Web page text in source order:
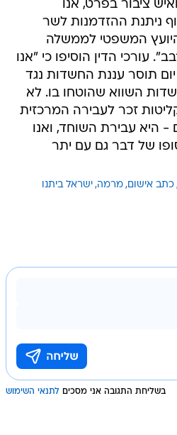
ציבור בפרט, אנו
ניתנת ההזדמנות לשר
היועץ המשפטי לממשלה
עורכי הדין הוסיפו כי "אנו
תוסר עננת החשדות נגד
השווא שהוטחו בו. לא
זכר לעבירה המרכזית
- היא עבירת השוחד, ואנו
של דבר גם עם יתר
כתב אישום מרמה ישראל ביתנו
בשליחת התגובה אני מסכים לתנאי השימוש